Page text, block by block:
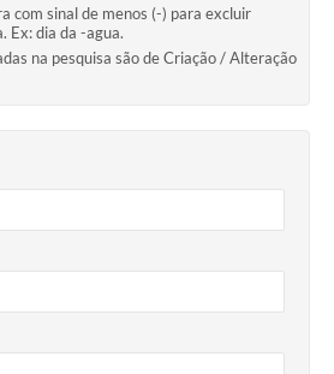
com sinal de menos (-) para excluir
Ex: dia da -agua.
na pesquisa são de Criação / Alteração